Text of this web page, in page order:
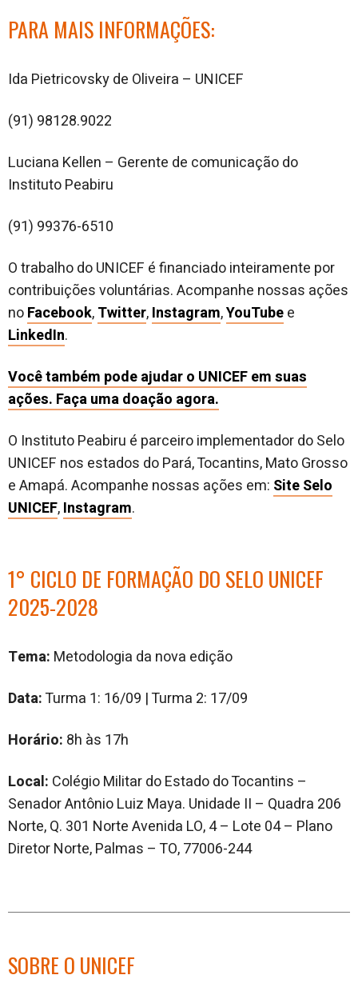
PARA MAIS INFORMAÇÕES:
Ida Pietricovsky de Oliveira – UNICEF
(91) 98128.9022
Luciana Kellen – Gerente de comunicação do
Instituto Peabiru
(91) 99376-6510
O trabalho do UNICEF é financiado inteiramente por
contribuições voluntárias. Acompanhe nossas ações
noFacebook,Twitter,Instagram,YouTubee
LinkedIn.
Você também pode ajudar o UNICEF em suas
ações. Faça uma doação agora.
O Instituto Peabiru é parceiro implementador do Selo
UNICEF nos estados do Pará, Tocantins, Mato Grosso
e Amapá. Acompanhe nossas ações em: Site Selo
UNICEF,Instagram.
1° CICLO DE FORMAÇÃO DO SELO UNICEF
2025-2028
Tema: Metodologia da nova edição
Data:Turma 1: 16/09 | Turma 2: 17/09
Horário: 8h às 17h
Local: Colégio Militar do Estado do Tocantins –
Senador Antônio Luiz Maya. Unidade II – Quadra 206
Norte, Q. 301 Norte Avenida LO, 4 – Lote 04 – Plano
Diretor Norte, Palmas – TO, 77006-244
SOBRE O UNICEF